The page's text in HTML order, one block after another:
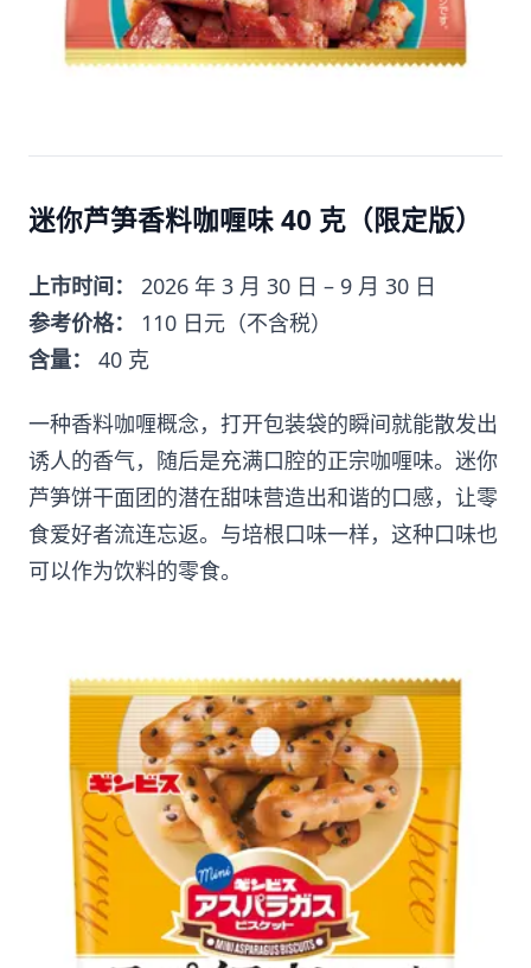
迷你芦笋香料咖喱味 40 克（限定版）
上市时间：
2026 年 3 月 30 日 – 9 月 30 日
参考价格：
110 日元（不含税）
含量：
40 克
一种香料咖喱概念，打开包装袋的瞬间就能散发出
诱人的香气，随后是充满口腔的正宗咖喱味。迷你
芦笋饼干面团的潜在甜味营造出和谐的口感，让零
食爱好者流连忘返。与培根口味一样，这种口味也
可以作为饮料的零食。